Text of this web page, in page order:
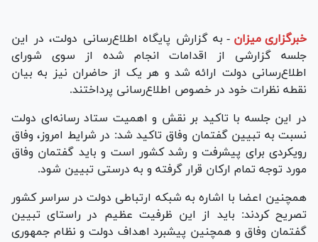
خبرگزاری میزان - به گزارش پایگاه اطلاع‌رسانی دولت، در این
جلسه گزارشی از اقدامات انجام شده از سوی شورای
اطلاع‌رسانی دولت ارائه شد و هر یک از حاضران نیز به بیان
نقطه نظرات خود در خصوص اطلاع‌رسانی پرداختند.
در این جلسه با تاکید بر نقش و اهمیت ستاد رسانه‌ای دولت
نسبت به تبیین گفتمان وفاق تاکید شد: در شرایط امروز، وفاق
رویکردی برای پیشرفت و رشد کشور است و باید گفتمان وفاق
مورد توجه تمام ارکان قرار گرفته و به درستی تبیین شود.
همچنین اعضا با اشاره به شبکه ارتباطی دولت در سراسر کشور
تصریح کردند: باید از این ظرفیت عظیم در راستای تبیین
گفتمان وفاق و همچنین پیشبرد اهداف دولت و نظام جمهوری